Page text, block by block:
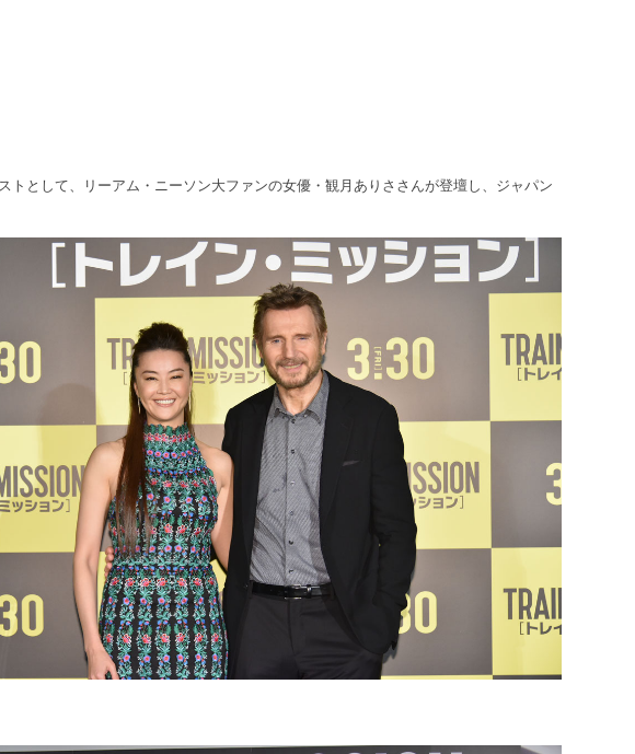
として、リーアム・ニーソン大ファンの女優・観月ありささんが登壇し、ジャパン